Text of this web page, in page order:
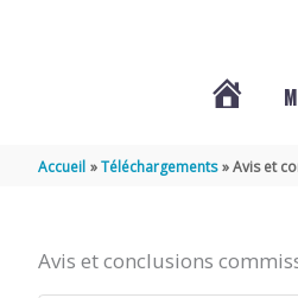
Accueil Téléchargements Avis et
Avis et conclusions